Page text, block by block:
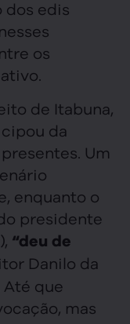
dos edis
os
de Itabuna,
da
Um
enquanto o
presidente
“deu de
Danilo da
Até que
mas